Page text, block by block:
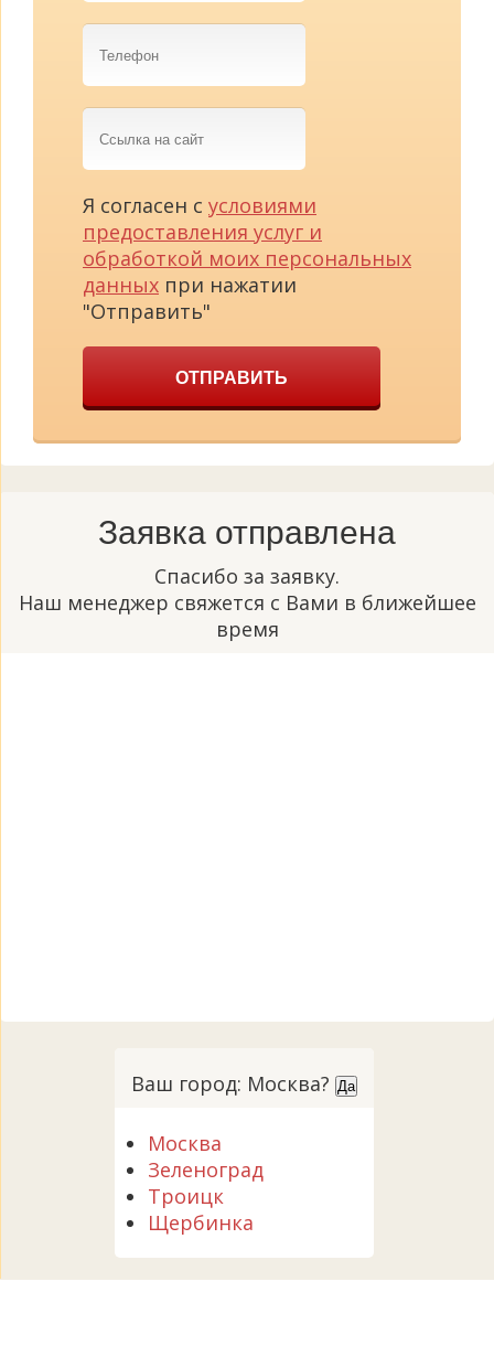
Телефон
Ссылка
на
сайт
Я согласен с условиями
предоставления услуг и
обработкой моих персональных
данных при нажатии
"Отправить"
ОТПРАВИТЬ
Заявка отправлена
Спасибо за заявку.
Наш менеджер свяжется с Вами в ближейшее
время
Ваш город: Москва? Да
Москва
Зеленоград
Троицк
Щербинка